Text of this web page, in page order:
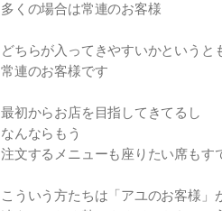
多くの場合は常連のお客様
どちらが入ってきやすいかというと
常連のお客様です
最初からお店を目指してきてるし
なんならもう
注文するメニューも座りたい席もす
こういう方たちは「アユのお客様」